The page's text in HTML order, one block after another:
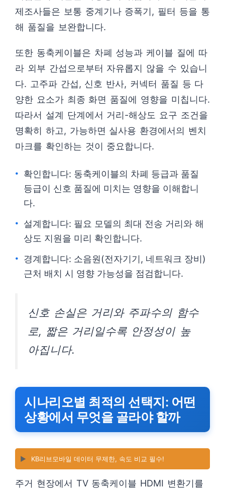
제조사들은 보통 중계기나 증폭기, 필터 등을 통
해 품질을 보완합니다.
또한 동축케이블은 차폐 성능과 케이블 질에 따
라 외부 간섭으로부터 자유롭지 않을 수 있습니
다. 고주파 간섭, 신호 반사, 커넥터 품질 등 다
양한 요소가 최종 화면 품질에 영향을 미칩니다.
따라서 설계 단계에서 거리-해상도 요구 조건을
명확히 하고, 가능하면 실사용 환경에서의 벤치
마크를 확인하는 것이 중요합니다.
확인합니다: 동축케이블의 차폐 등급과 품질
등급이 신호 품질에 미치는 영향을 이해합니
다.
설계합니다: 필요 모델의 최대 전송 거리와 해
상도 지원을 미리 확인합니다.
경계합니다: 소음원(전자기기, 네트워크 장비)
근처 배치 시 영향 가능성을 점검합니다.
신호 손실은 거리와 주파수의 함수
로, 짧은 거리일수록 안정성이 높
아집니다.
시나리오별 최적의 선택지: 어떤
상황에서 무엇을 골라야 할까
▶️ KB리브모바일 데이터 무제한, 속도 비교 필수!
주거 현장에서 TV 동축케이블 HDMI 변환기를